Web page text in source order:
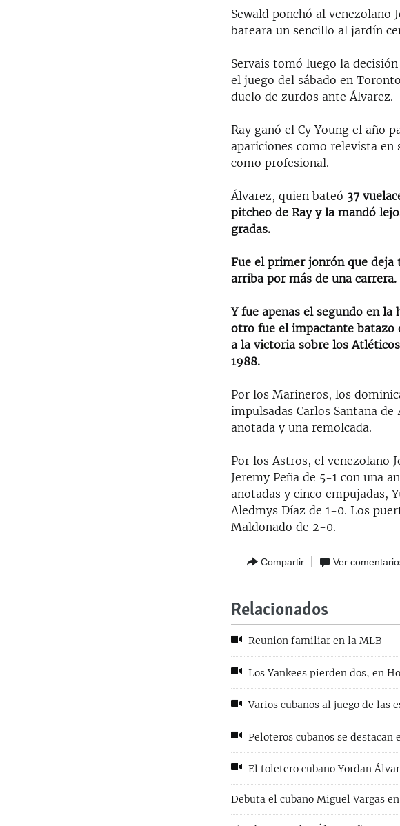
Sewald ponchó al venezolano
bateara un sencillo al jardín
Servais tomó luego la
el juego del sábado en
duelo de zurdos ante Álvarez.
Ray ganó el Cy Young el año
apariciones como relevista en
como profesional.
Álvarez, quien bateó 37
pitcheo de Ray y la mandó
gradas.
Fue el primer jonrón que
arriba por más de una carrera.
Y fue apenas el segundo en
otro fue el impactante batazo
a la victoria sobre los
1988.
Por los Marineros, los
impulsadas Carlos Santana
anotada y una remolcada.
Por los Astros, el venezolano
Jeremy Peña de 5-1 con una
anotadas y cinco empujadas,
Aledmys Díaz de 1-0. Los
Maldonado de 2-0.
Compartir Ver
Relacionados
Reunion familiar en la MLB
Los Yankees pierden dos, en
Varios cubanos al juego de las
Peloteros cubanos se destacan
El toletero cubano Yordan
Debuta el cubano Miguel Vargas